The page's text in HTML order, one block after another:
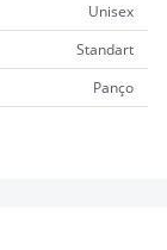
Unisex
Standart
Panço